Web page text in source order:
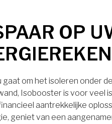
OP
gaat om het isoleren onder
Isobooster is voor veel
aantrekkelijke
geniet van een